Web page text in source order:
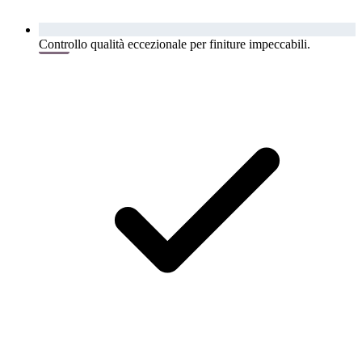
Controllo qualità eccezionale per finiture impeccabili.